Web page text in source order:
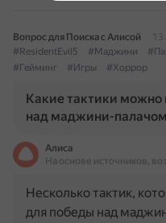
Вопрос для Поиска с Алисой
#ResidentEvil5
#Маджини
#Гейминг
#Игры #Хоррор
Какие тактики можно
над маджини-палачом
Алиса
На основе источников,
Несколько тактик,
для победы над